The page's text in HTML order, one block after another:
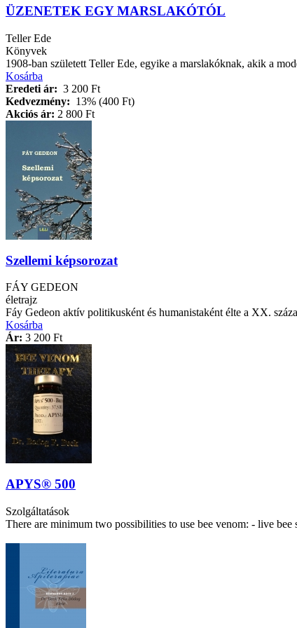
ÜZENETEK EGY MARSLAKÓTÓL
Teller Ede
Könyvek
1908-ban született Teller Ede, egyike a marslakóknak, akik a
Kosárba
Eredeti ár: 3 200 Ft
Kedvezmény: 13% (400 Ft)
Akciós ár: 2 800 Ft
Szellemi képsorozat
FÁY GEDEON
életrajz
Fáy Gedeon aktív politikusként és humanistaként élte a XX.
Kosárba
Ár: 3 200 Ft
APYS® 500
Szolgáltatások
There are minimum two possibilities to use bee venom: - live